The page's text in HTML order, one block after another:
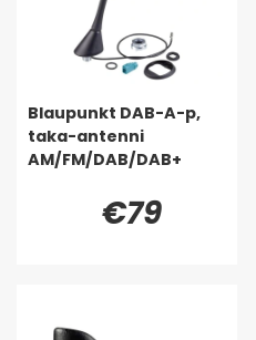
Blaupunkt DAB-A-p,
taka-antenni
AM/FM/DAB/DAB+
€79